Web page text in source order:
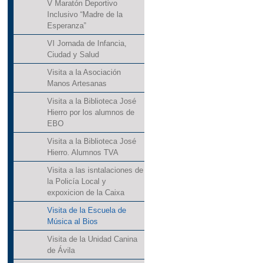
V Maratón Deportivo
Inclusivo “Madre de la
Esperanza”
VI Jornada de Infancia,
Ciudad y Salud
Visita a la Asociación
Manos Artesanas
Visita a la Biblioteca José
Hierro por los alumnos de
EBO
Visita a la Biblioteca José
Hierro. Alumnos TVA
Visita a las isntalaciones de
la Policía Local y
expoxicion de la Caixa
Visita de la Escuela de
Música al Bios
Visita de la Unidad Canina
de Ávila